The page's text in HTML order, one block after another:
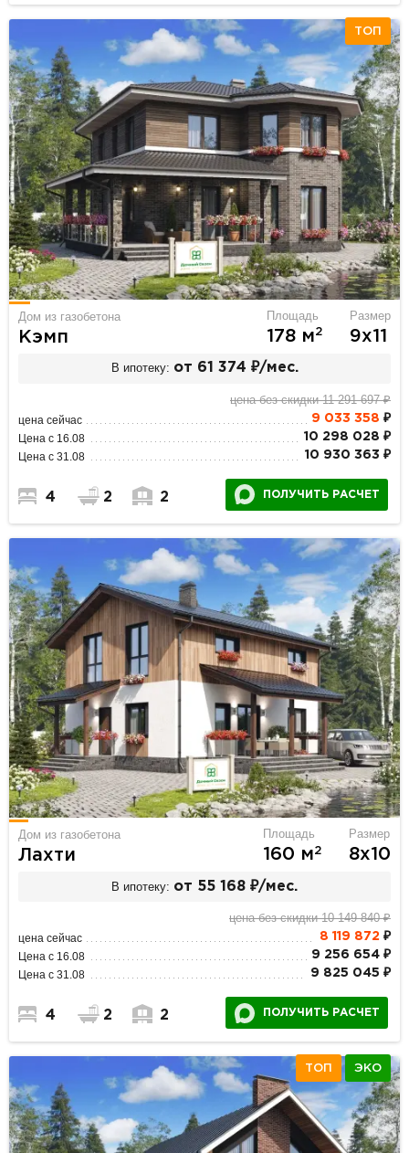
ТОП
Дом из газобетона
Кэмп
Площадь
178 м2
Размер
9х11
В ипотеку: от 61 374 ₽/мес.
цена без скидки 11 291 697 ₽
цена сейчас 9 033 358 ₽
Цена с 16.08 10 298 028 ₽
Цена с 31.08 10 930 363 ₽
4 2 2 ПОЛУЧИТЬ РАСЧЕТ
Дом из газобетона
Лахти
Площадь
160 м2
Размер
8х10
В ипотеку: от 55 168 ₽/мес.
цена без скидки 10 149 840 ₽
цена сейчас 8 119 872₽
Цена с 16.08 9 256 654 ₽
Цена с 31.08 9 825 045 ₽
4 2 2 ПОЛУЧИТЬ РАСЧЕТ
ТОП ЭКО